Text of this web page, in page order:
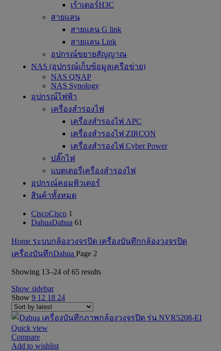
เร้าเตอร์H3C
สายแลน
สายแลน G link
สายแลน Link
อุปกรณ์ขยายสัญญาณ
NAS (อุปกรณ์เก็บข้อมูลเครือข่าย)
NAS QNAP
NAS Synology
อุปกรณ์ไฟฟ้า
เครื่องสำรองไฟ
เครื่องสำรองไฟ APC
เครื่องสำรองไฟ ZIRCON
เครื่องสำรองไฟ Cyber Power
ปลั๊กไฟ
แบตเตอรี่เครื่องสำรองไฟ
อุปกรณ์คอมพิวเตอร์
สินค้าทั้งหมด
CiscoCisco 1
DahuaDahua 61
Home ระบบกล้องวงจรปิด เครื่องบันทึกกล้องวงจรปิด
เครื่องบันทึกDahua Page 2
Showing 13–24 of 65 resultsSorted
Show sidebar
Show 9 12 18 24
Quick view
Compare
Add to wishlist